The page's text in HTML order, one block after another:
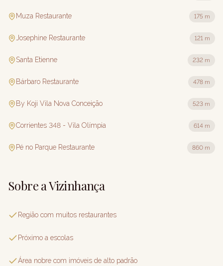
Muza Restaurante 175 m
Josephine Restaurante 121 m
Santa Etienne 232 m
Bárbaro Restaurante 478 m
By Koji Vila Nova Conceição 523 m
Corrientes 348 - Vila Olímpia 614 m
Pé no Parque Restaurante 860 m
Sobre a Vizinhança
Região com muitos restaurantes
Próximo a escolas
Área nobre com imóveis de alto padrão